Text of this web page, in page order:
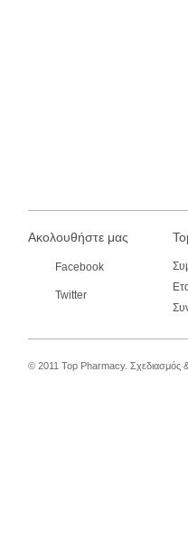
Ακολουθήστε μας
Facebook
Twitter
© 2011 Top Pharmacy. Σχεδιασμός